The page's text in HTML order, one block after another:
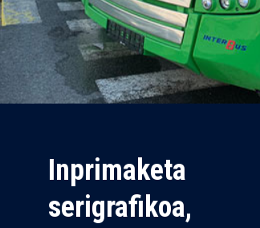
Inprimaketa
serigrafikoa,